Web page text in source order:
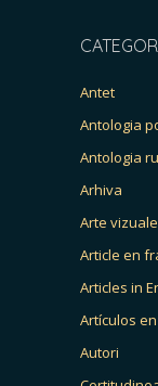
Antet
Antologia
Antologia
Arhiva
Arte vizuale
Article en
Articles in
Artículos
Autori